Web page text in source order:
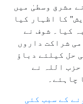
مشرق وسطیٰ میں
کا اظہار کیا
کیا۔ شوف نے
شراکت داروں
حل کیلئے دباؤ
حزب اللہ نے
چاہئے۔
کے سبب کئی